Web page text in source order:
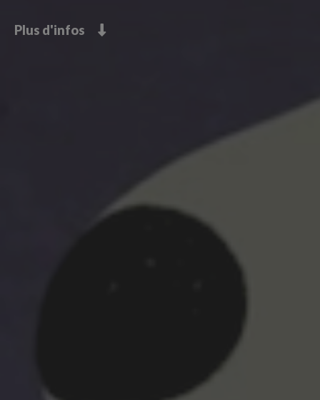
Plus d'infos